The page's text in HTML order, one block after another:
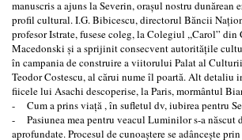
manuscris a ajuns la Severin, oraşul nostru dunărean
profil cultural. I.G. Bibicescu, directorul Băncii
profesor Istrate, fusese coleg, la Colegiul ,,Carol”
Macedonski şi a sprijinit consecvent autorităţile
în campania de construire a viitorului Palat al
Teodor Costescu, al cărui nume îl poartă. Alt detaliu
fiicele lui Asachi descoperise, la Paris, mormântul
- Cum a prins viaţă , în sufletul dv, iubirea pentru
- Pasiunea mea pentru veacul Luminilor s-a născut
aprofundate. Procesul de cunoaştere se adânceşte